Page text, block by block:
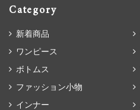
Category
新着商品
ワンピース
ボトムス
ファッション小物
インナー